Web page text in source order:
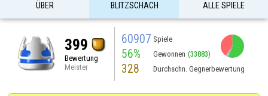
ÜBER BLITZSCHACH ALLE SPIELE
399
Bewertung
Meister
60907 Spiele
56% Gewonnen (33883)
328 Durchschn. Gegnerbewertung